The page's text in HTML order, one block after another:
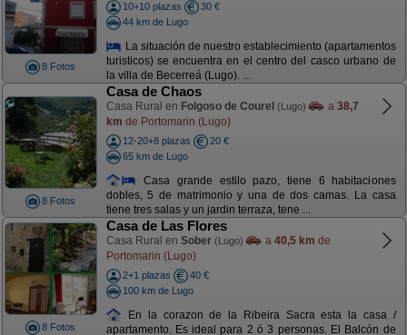
8 Fotos
10+10 plazas
30 €
44 km de Lugo
La situación de nuestro establecimiento (apartamentos
turisticos) se encuentra en el centro del casco urbano de
la villa de Becerreá (Lugo). ...
8 Fotos
Casa de Chaos
Casa Rural en Folgoso de Courel (Lugo) a 38,7
km de Portomarin (Lugo)
12-20+8 plazas
20 €
65 km de Lugo
Casa grande estilo pazo, tiene 6 habitaciones
dobles, 5 de matrimonio y una de dos camas. La casa
tiene tres salas y un jardin terraza, tene ...
8 Fotos
Casa de Las Flores
Casa Rural en Sober (Lugo) a 40,5 km de
Portomarin (Lugo)
2+1 plazas
40 €
100 km de Lugo
En la corazon de la Ribeira Sacra esta la casa /
apartamento. Es ideal para 2 ó 3 personas. El Balcón de